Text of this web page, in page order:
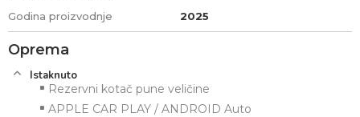
Godina proizvodnje 2025
Oprema
Istaknuto
Rezervni kotač pune veličine
APPLE CAR PLAY / ANDROID Auto